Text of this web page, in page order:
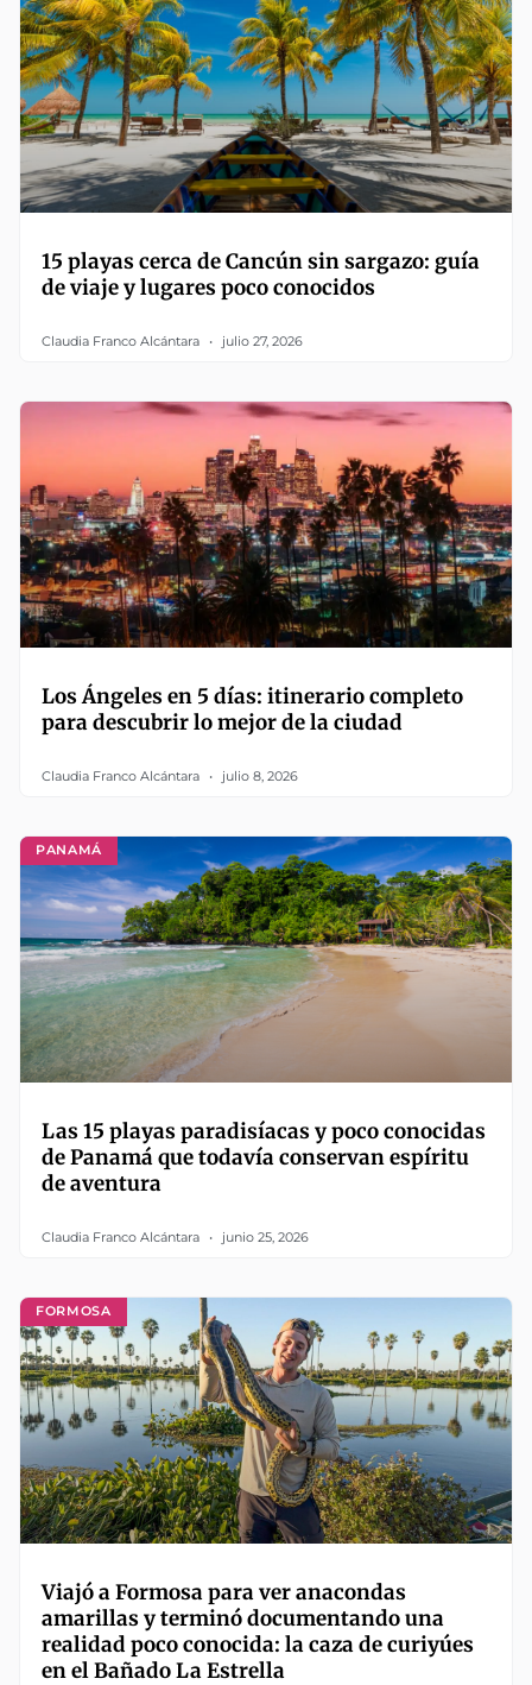
15 playas cerca de Cancún sin sargazo: guía
de viaje y lugares poco conocidos
Claudia Franco Alcántara julio 27, 2026
Los Ángeles en 5 días: itinerario completo
para descubrir lo mejor de la ciudad
Claudia Franco Alcántara julio 8, 2026
PANAMÁ
Las 15 playas paradisíacas y poco conocidas
de Panamá que todavía conservan espíritu
de aventura
Claudia Franco Alcántara junio 25, 2026
FORMOSA
Viajó a Formosa para ver anacondas
amarillas y terminó documentando una
realidad poco conocida: la caza de curiyúes
en el Bañado La Estrella